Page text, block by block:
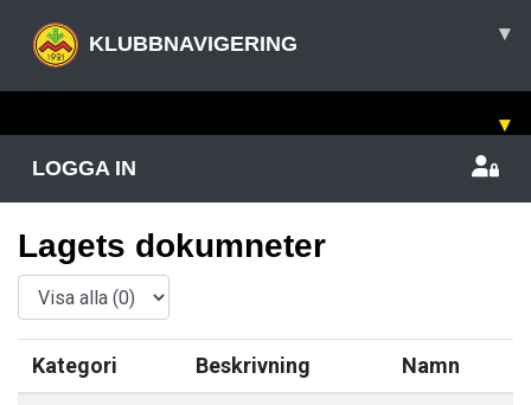
KLUBBNAVIGERING ▾
▾
LOGGA IN
Lagets dokumneter
Kategori Beskrivning Namn